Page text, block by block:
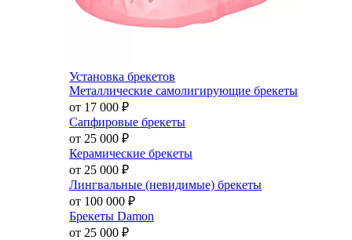
Установка брекетов
Металлические самолигирующие брекеты
от 17 000 ₽
Сапфировые брекеты
от 25 000 ₽
Керамические брекеты
от 25 000 ₽
Лингвальные (невидимые) брекеты
от 100 000 ₽
Брекеты Damon
от 25 000 ₽